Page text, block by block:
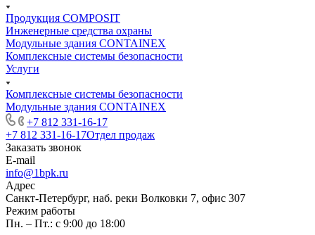
Продукция COMPOSIT
Инженерные средства охраны
Модульные здания CONTAINEX
Комплексные системы безопасности
Услуги
Комплексные системы безопасности
Модульные здания CONTAINEX
+7 812 331-16-17
+7 812 331-16-17Отдел продаж
Заказать звонок
E-mail
info@1bpk.ru
Адрес
Санкт-Петербург, наб. реки Волковки 7, офис 307
Режим работы
Пн. – Пт.: с 9:00 до 18:00